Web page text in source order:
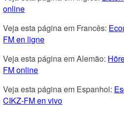
online
Veja esta página em Francês:
FM en ligne
Veja esta página em Alemão:
FM online
Veja esta página em Espanhol:
CIKZ-FM en vivo